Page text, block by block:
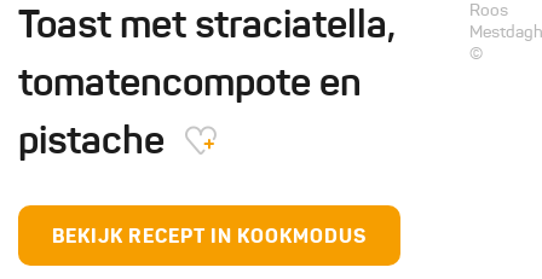
Toast met straciatella,
tomatencompote en
pistache
BEKIJK RECEPT IN KOOKMODUS
Roos
©